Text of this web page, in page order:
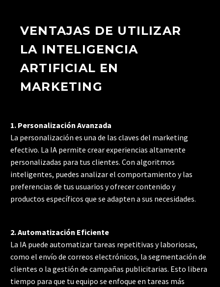
VENTAJAS DE UTILIZAR
LA INTELIGENCIA
ARTIFICIAL EN
MARKETING
1. Personalización Avanzada
La personalización es una de las claves del marketing
efectivo. La IA permite crear experiencias altamente
personalizadas para tus clientes. Con algoritmos
inteligentes, puedes analizar el comportamiento y las
preferencias de tus usuarios y ofrecer contenido y
productos específicos que se adapten a sus necesidades.
2. Automatización Eficiente
La IA puede automatizar tareas repetitivas y laboriosas,
como el envío de correos electrónicos, la segmentación de
clientes o la gestión de campañas publicitarias. Esto libera
tiempo para que tu equipo se enfoque en tareas más